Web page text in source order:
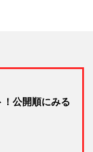
公開順にみる